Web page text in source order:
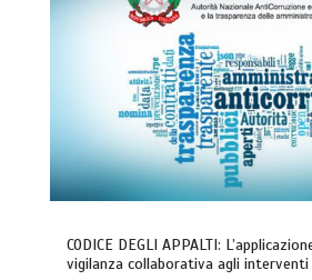
CODICE DEGLI APPALTI:
vigilanza collaborativa agli interventi